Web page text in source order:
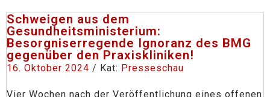
Schweigen aus dem
Gesundheitsministerium:
Besorgniserregende Ignoranz des BMG
gegenüber den Praxiskliniken!
16. Oktober 2024 / Kat: Presseschau
Vier Wochen nach der Veröffentlichung eines offenen